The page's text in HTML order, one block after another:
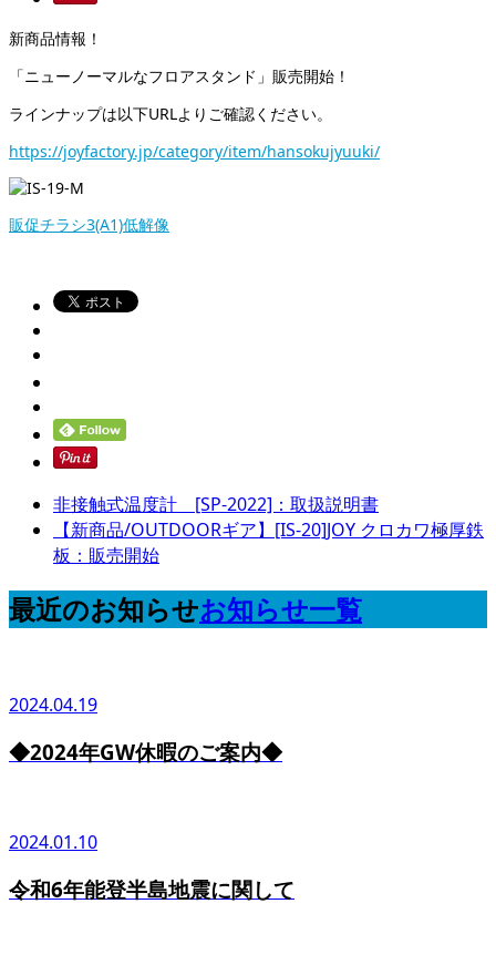
新商品情報！
「ニューノーマルなフロアスタンド」販売開始！
ラインナップは以下URLよりご確認ください。
https://joyfactory.jp/category/item/hansokujyuuki/
販促チラシ3(A1)低解像
非接触式温度計 [SP-2022]：取扱説明書
【新商品/OUTDOORギア】[IS-20]JOY クロカワ極厚鉄
板：販売開始
最近のお知らせお知らせ一覧
2024.04.19
◆2024年GW休暇のご案内◆
2024.01.10
令和6年能登半島地震に関して